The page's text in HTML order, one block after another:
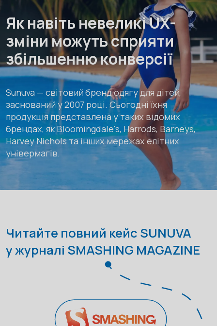
Як навіть невеликі UX-
зміни можуть сприяти
збільшенню конверсії
Sunuva — світовий бренд одягу для дітей,
заснований у 2007 році. Сьогодні їхня
продукція представлена у таких відомих
брендах, як Bloomingdale's, Harrods, Barneys,
Harvey Nichols та інших мережах елітних
універмагів.
Читайте повний кейс SUNUVA
у журналі SMASHING MAGAZINE